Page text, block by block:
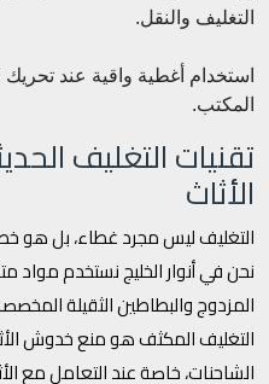
التغليف والنقل.
استخدام أغطية واقية عند
المكتب.
تقنيات التغليف
الأثاث
التغليف ليس مجرد غطاء، بل هو
نحن في أنوار الخليج نستخدم
المزدوج والبطاطين الثقيلة
التغليف المكثف هو منع خدوش
الشاحنات، خاصة عند التعامل مع